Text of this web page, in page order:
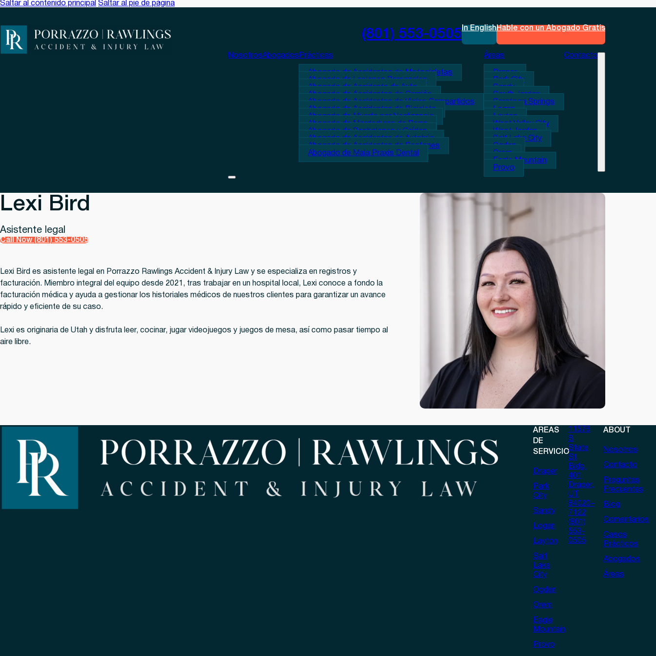
Saltar al contenido principal Saltar al pie de página
(801) 553-0505In EnglishHable con un Abogado Gratis
NosotrosAbogados Prácticas
Abogado de Accidentes de Motocicletas
Abogado de Lesiones Personales
Abogado de Accidente de Auto
Abogado de Accidentes de Camión
Abogado de Accidentes de Viajes Compartidos
Abogado de Accidentes de Bicicleta
Abogado de Muerte por Negligencia
Abogado de Mordeduras de Perro
Abogado de Resbalones y Caídas
Abogado de Accidentes de Autobús
Abogado de Accidentes de Peatones
Abogado de Mala Praxis Dental
Áreas
Draper
Park City
Sandy
South Jordan
Saratoga Springs
Logan
Layton
West Valley City
West Jordan
Salt Lake City
Ogden
Orem
Eagle Mountain
Provo
Contacto
Lexi Bird
Asistente legal
Call Now (801) 553-0505
Lexi Bird es asistente legal en Porrazzo Rawlings Accident & Injury Law y se especializa en registros y
facturación. Miembro integral del equipo desde 2021, tras trabajar en un hospital local, Lexi conoce a fondo la
facturación médica y ayuda a gestionar los historiales médicos de nuestros clientes para garantizar un avance
rápido y eficiente de su caso.
Lexi es originaria de Utah y disfruta leer, cocinar, jugar videojuegos y juegos de mesa, así como pasar tiempo al
aire libre.
AREAS
DE
SERVICIO
Draper
Park
City
Sandy
Logan
Layton
Salt
Lake
City
Ogden
Orem
Eagle
Mountain
Provo
11576
S
State
St,
Bldg.
401
Draper,
UT
84020–
7122
(801)
553-
0505
ABOUT
Nosotros
Contacto
Preguntas
Frecuentes
Blog
Comentarios
Casos
Prácticos
Abogados
Áreas